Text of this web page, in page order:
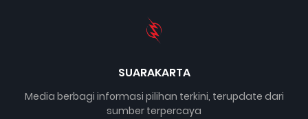
SUARAKARTA
Media berbagi informasi pilihan terkini, terupdate dari
sumber terpercaya